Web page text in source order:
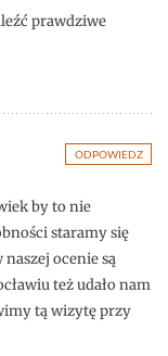
prawdziwe
ODPOWIEDZ
by to nie
staramy się
ocenie są
też udało nam
tą wizytę przy